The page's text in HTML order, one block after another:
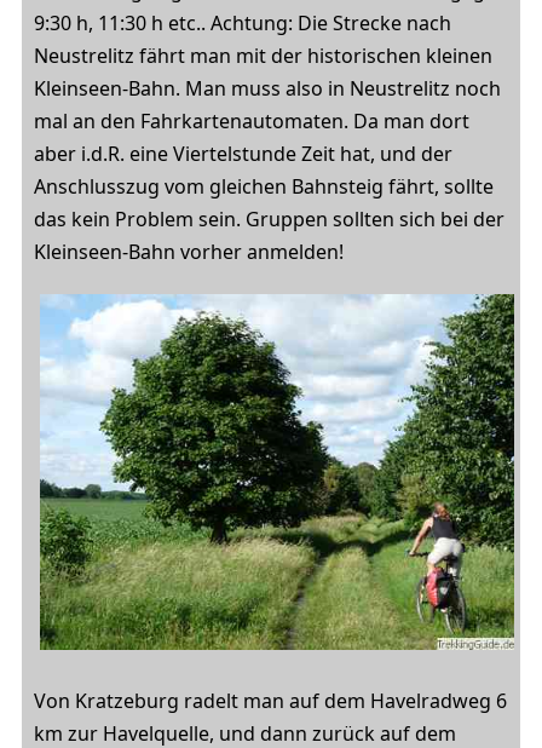
9:30 h, 11:30 h etc.. Achtung: Die Strecke nach
Neustrelitz fährt man mit der historischen kleinen
Kleinseen-Bahn. Man muss also in Neustrelitz noch
mal an den Fahrkartenautomaten. Da man dort
aber i.d.R. eine Viertelstunde Zeit hat, und der
Anschlusszug vom gleichen Bahnsteig fährt, sollte
das kein Problem sein. Gruppen sollten sich bei der
Kleinseen-Bahn vorher anmelden!
Von Kratzeburg radelt man auf dem Havelradweg 6
km zur Havelquelle, und dann zurück auf dem